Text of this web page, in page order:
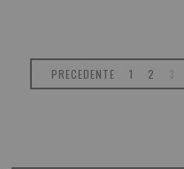
PRECEDENTE 1 2 3